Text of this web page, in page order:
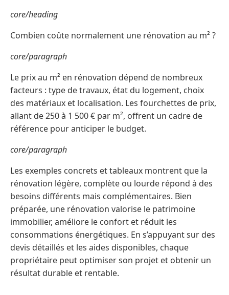
core/heading
Combien coûte normalement une rénovation au m² ?
core/paragraph
Le prix au m² en rénovation dépend de nombreux
facteurs : type de travaux, état du logement, choix
des matériaux et localisation. Les fourchettes de prix,
allant de 250 à 1 500 € par m², offrent un cadre de
référence pour anticiper le budget.
core/paragraph
Les exemples concrets et tableaux montrent que la
rénovation légère, complète ou lourde répond à des
besoins différents mais complémentaires. Bien
préparée, une rénovation valorise le patrimoine
immobilier, améliore le confort et réduit les
consommations énergétiques. En s’appuyant sur des
devis détaillés et les aides disponibles, chaque
propriétaire peut optimiser son projet et obtenir un
résultat durable et rentable.